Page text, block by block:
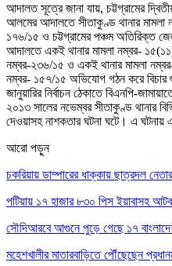
আদালত সূত্রে জানা যায়, চট্টগ্রামের
আলমের আদালতে সীতাকুণ্ড থানার
১৭৬/১৫ ও চট্টগ্রামের পঞ্চম অতিরিক্ত
আদালতে একই থানার মামলা নম্বর-
নম্বর-২৩৬/১৫ ও একই থানার মামলা
নম্বর- ১৫৭/১৫ অভিযোগ গঠন করে
জানুয়ারির নির্বাচন ঠেকাতে বিএনপি-
২০১৩ সালের নভেম্বর সীতাকুণ্ড থানার
দেওয়াসহ নাশকতার ঘটনা ঘটে। এ ঘটনায়
আরো পড়ুন
চকরিয়ায় ডাম্পারের ধাক্কায় ছাত্রদল
পটিয়ায় ১৭ হাজার ৮৩০ পিস ইয়াবাসহ
সৌদিআরবে আগুনে পুড়ে গেছে ১৭
মহেশখালীর মাতারবাড়িতে পৌঁছেছেন